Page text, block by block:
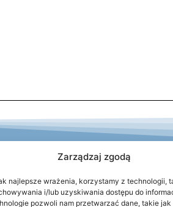
Zarządzaj zgodą
najlepsze wrażenia, korzystamy z technologii,
i/lub uzyskiwania dostępu do
pozwoli nam przetwarzać dane, takie
Śląska